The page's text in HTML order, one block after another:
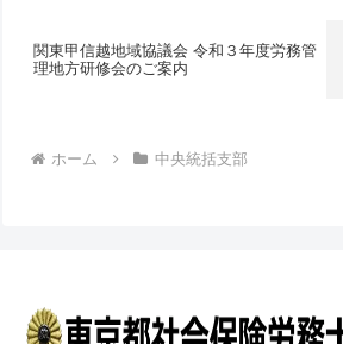
関東甲信越地域協議会 令和３年度労務管
理地方研修会のご案内
ホーム 中央統括支部